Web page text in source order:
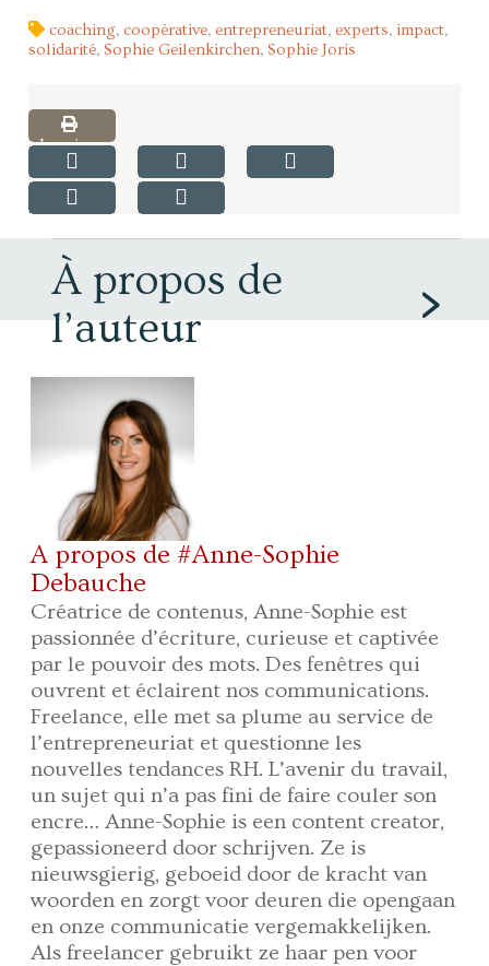
coaching,coopérative,entrepreneuriat,experts,impact,
solidarité,Sophie Geilenkirchen,Sophie Joris
Imprimer
À propos de
l’auteur
A propos de #Anne-Sophie
Debauche
Créatrice de contenus, Anne-Sophie est
passionnée d’écriture, curieuse et captivée
par le pouvoir des mots. Des fenêtres qui
ouvrent et éclairent nos communications.
Freelance, elle met sa plume au service de
l’entrepreneuriat et questionne les
nouvelles tendances RH. L’avenir du travail,
un sujet qui n’a pas fini de faire couler son
encre… Anne-Sophie is een content creator,
gepassioneerd door schrijven. Ze is
nieuwsgierig, geboeid door de kracht van
woorden en zorgt voor deuren die opengaan
en onze communicatie vergemakkelijken.
Als freelancer gebruikt ze haar pen voor